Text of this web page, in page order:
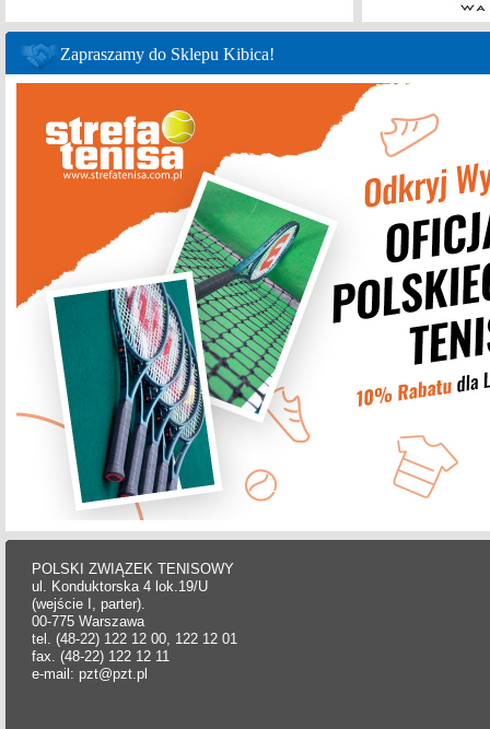
Zapraszamy do Sklepu Kibica!
POLSKI ZWIĄZEK TENISOWY
ul. Konduktorska 4 lok.19/U
(wejście I, parter).
00-775 Warszawa
tel. (48-22) 122 12 00, 122 12 01
fax. (48-22) 122 12 11
e-mail: pzt@pzt.pl